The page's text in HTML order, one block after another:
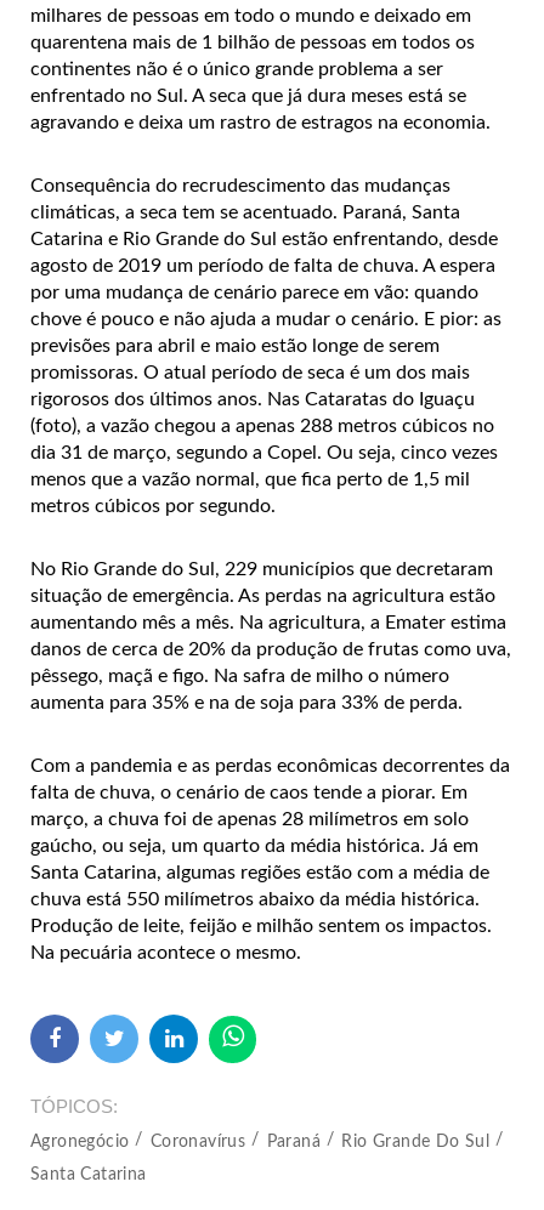
milhares de pessoas em todo o mundo e deixado em
quarentena mais de 1 bilhão de pessoas em todos os
continentes não é o único grande problema a ser
enfrentado no Sul. A seca que já dura meses está se
agravando e deixa um rastro de estragos na economia.
Consequência do recrudescimento das mudanças
climáticas, a seca tem se acentuado. Paraná, Santa
Catarina e Rio Grande do Sul estão enfrentando, desde
agosto de 2019 um período de falta de chuva. A espera
por uma mudança de cenário parece em vão: quando
chove é pouco e não ajuda a mudar o cenário. E pior: as
previsões para abril e maio estão longe de serem
promissoras. O atual período de seca é um dos mais
rigorosos dos últimos anos. Nas Cataratas do Iguaçu
(foto), a vazão chegou a apenas 288 metros cúbicos no
dia 31 de março, segundo a Copel. Ou seja, cinco vezes
menos que a vazão normal, que fica perto de 1,5 mil
metros cúbicos por segundo.
No Rio Grande do Sul, 229 municípios que decretaram
situação de emergência. As perdas na agricultura estão
aumentando mês a mês. Na agricultura, a Emater estima
danos de cerca de 20% da produção de frutas como uva,
pêssego, maçã e figo. Na safra de milho o número
aumenta para 35% e na de soja para 33% de perda.
Com a pandemia e as perdas econômicas decorrentes da
falta de chuva, o cenário de caos tende a piorar. Em
março, a chuva foi de apenas 28 milímetros em solo
gaúcho, ou seja, um quarto da média histórica. Já em
Santa Catarina, algumas regiões estão com a média de
chuva está 550 milímetros abaixo da média histórica.
Produção de leite, feijão e milhão sentem os impactos.
Na pecuária acontece o mesmo.
TÓPICOS
Agronegócio Coronavírus Paraná
Rio Grande Do Sul
Santa Catarina